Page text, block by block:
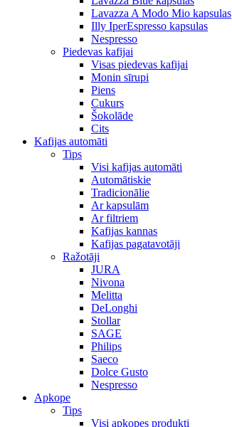
Lavazza A Modo Mio kapsulas
Illy IperEspresso kapsulas
Nespresso
Piedevas kafijai
Visas piedevas kafijai
Monin sīrupi
Piens
Cukurs
Šokolāde
Cits
Kafijas automāti
Tips
Visi kafijas automāti
Automātiskie
Tradicionālie
Ar kapsulām
Ar filtriem
Kafijas kannas
Kafijas pagatavotāji
Ražotāji
JURA
Nivona
Melitta
DeLonghi
Stollar
SAGE
Philips
Saeco
Dolce Gusto
Nespresso
Apkope
Tips
Visi apkopes produkti